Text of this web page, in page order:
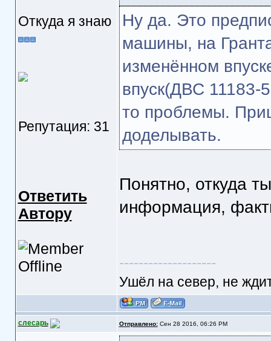
Откуда я знаю
Репутация: 31
Ответить
Автору
Ну да. Это
машины, на
изменённом
впуск(ДВС 11183-
то проблемы.
доделывать.
Понятно, откуда
информация,
--------------------
Ушёл на север, не
слесарь Отправлено:Сен 28 2016, 06:26 PM